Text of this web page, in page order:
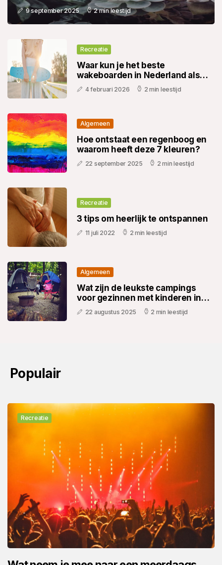
9 september 2025 2 min leestijd
Recreatie
Waar kun je het beste
wakeboarden in Nederland als
beginner
4 februari 2026 2 min leestijd
Algemeen
Hoe ontstaat een regenboog en
waarom heeft deze 7 kleuren?
22 september 2025 2 min leestijd
Recreatie
3 tips om heerlijk te ontspannen
11 juli 2022 2 min leestijd
Algemeen
Wat zijn de leukste campings
voor gezinnen met kinderen in
Nederland?
22 augustus 2025 2 min leestijd
Populair
Recreatie